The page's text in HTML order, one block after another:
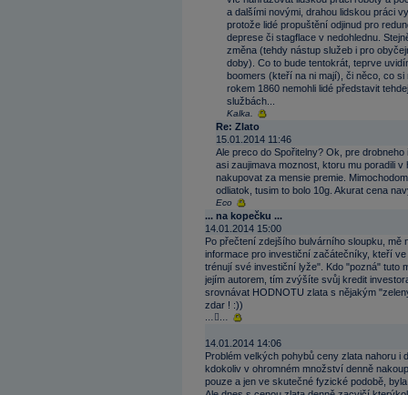
a dalšími novými, drahou lidskou práci
protože lidé propuštění odjinud pro
deprese či stagflace v nedohlednu.
změna (tehdy nástup služeb i pro
doby). Co to bude tentokrát, teprve
boomers (kteří na ni mají), či něco, co
rokem 1860 nemohli lidé představit
službách...
Kalka.
Re: Zlato
15.01.2014 11:46
Ale preco do Spořitelny? Ok, pre
asi zaujimava moznost, ktoru mu poradili
nakupovat za mensie premie.
odliatok, tusim to bolo 10g. Akurat cena
Eco
... na kopečku ...
14.01.2014 15:00
Po přečtení zdejšího bulvárního sloupku, mě
informace pro investiční začátečníky, kteří
trénují své investiční lyže". Kdo "pozná" tuto
jejím autorem, tím zvýšíte svůj kredit
srovnávat HODNOTU zlata s nějakým
zdar ! :))
……
14.01.2014 14:06
Problém velkých pohybů ceny zlata nahoru i
kdokoliv v ohromném množství denně
pouze a jen ve skutečné fyzické podobě,